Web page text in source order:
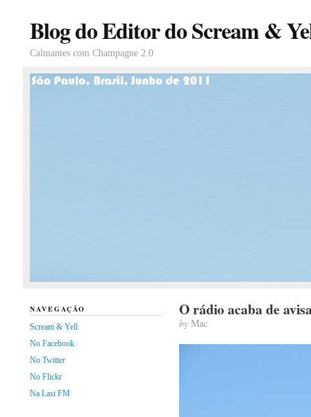
Blog do Editor do Scream &
Calmantes com Champagne 2.0
O rádio acaba de
byMac
NAVEGAÇÃO
Scream & Yell
No Facebook
No Twitter
No Flickr
Na Last FM